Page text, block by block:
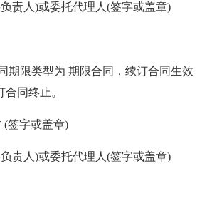
责人)或委托代理人(签字或盖章)
期限类型为 期限合同，续订合同生效
同终止。
(签字或盖章)
责人)或委托代理人(签字或盖章)